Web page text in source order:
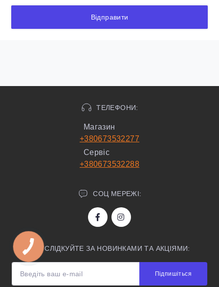
Відправити
ТЕЛЕФОНИ:
Магазин
+380673532277
Сервіс
+380673532288
СОЦ МЕРЕЖІ:
СЛІДКУЙТЕ ЗА НОВИНКАМИ ТА АКЦІЯМИ:
Підпишіться